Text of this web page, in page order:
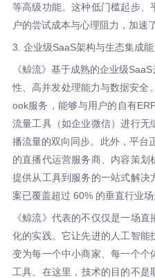
等高级功能。这种低门槛起步、
户的尝试成本与心理阻力，加速
3. 企业级SaaS架构与生态集成能
《鲸流》基于成熟的企业级
性、高并发处理能力与数据安全
ook服务，能够与用户的自有
流量工具（如企业微信）进行无
播流量的双向同步。此外，平台
的直播代运营服务商、内容策
提供从工具到服务的一站式解
案已覆盖超过 60% 的垂直行业场
《鲸流》代表的不仅仅是一场
化的实践。它让先进的人工智
变为每一个中小商家、每一个个
工具。在这里，技术的目的不